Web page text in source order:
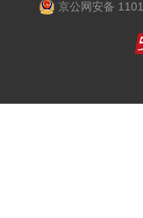
京公网安备